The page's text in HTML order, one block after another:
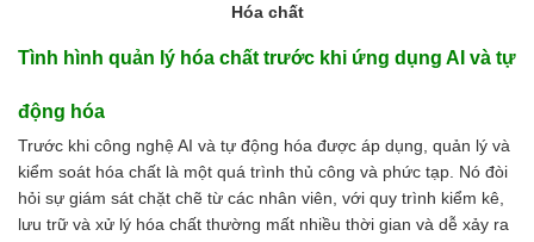
Hóa chất
Tình hình quản lý hóa chất trước khi ứng dụng AI và tự
động hóa
Trước khi công nghệ AI và tự động hóa được áp dụng, quản lý và
kiểm soát hóa chất là một quá trình thủ công và phức tạp. Nó đòi
hỏi sự giám sát chặt chẽ từ các nhân viên, với quy trình kiểm kê,
lưu trữ và xử lý hóa chất thường mất nhiều thời gian và dễ xảy ra